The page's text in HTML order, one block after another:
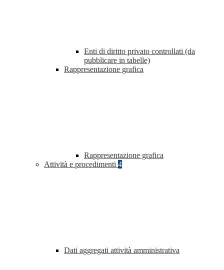
Enti di diritto privato controllati (da
pubblicare in tabelle)
Rappresentazione grafica
Rappresentazione grafica
Attività e procedimenti 4
Dati aggregati attività amministrativa